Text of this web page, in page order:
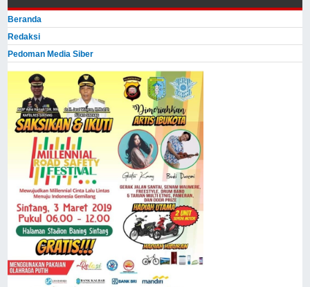
Beranda
Redaksi
Pedoman Media Siber